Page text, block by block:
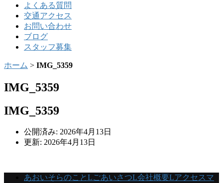
よくある質問
交通アクセス
お問い合わせ
ブログ
スタッフ募集
ホーム > IMG_5359
IMG_5359
IMG_5359
公開済み: 2026年4月13日
更新: 2026年4月13日
あおいそらのことLごあいさつL会社概要Lアクセスマ